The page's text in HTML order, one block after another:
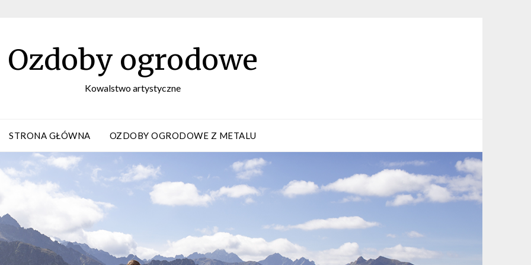
Ozdoby ogrodowe
Kowalstwo artystyczne
STRONA GŁÓWNA OZDOBY OGRODOWE Z METALU